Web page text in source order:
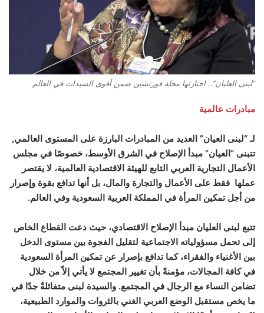
“لبنى العليان”.. اختارتها مجلة فورتشين ضمن أقوى السيدات في العالم
مبادرات عالمية
لـ “لبنى العيان” العديد من المبادرات البارزة على المستوى العالمي,
تتبنى “العيان” مبدأ الإصلاح في الشرق الأوسط، خصوصًا في مجلس
الأعمال التجارية العربي التابع للهيئة الاقتصادية العالمية، لا يقتصر
عملها فقط على الأعمال والتجارة والمال، بل أنها تدافع بقوة وإصرار
من أجل تمكين المرأة في المملكة العربية السعودية وفي العالم.
تتبع لبنى العليان مبدأ الإصلاح الاقتصادي، حيث دعت القطاع الخاص
إلى تحمل مسؤولياته الاجتماعية لتقليل الفجوة بين مستوى الدخل
بين الأغنياء والفقراء، كما تدافع بإصرار عن تمكين المرأة السعودية
في كافة المجالات، مؤمنةً بأن تغيير المجتمع لا يأتي إلاّ من خلال
تضامن النساء مع الرجال في المجتمع. والسيدة لبنى متفائلةٌ جدًا في
ما يخص مستقبل الوضع العربي الغني بالثروات والموارد الطبيعية،